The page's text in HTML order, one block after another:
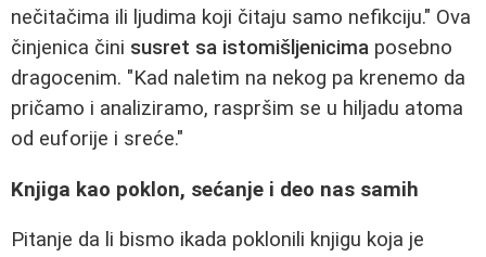
nečitačima ili ljudima koji čitaju samo nefikciju." Ova
činjenica čini susret sa istomišljenicima posebno
dragocenim. "Kad naletim na nekog pa krenemo da
pričamo i analiziramo, raspršim se u hiljadu atoma
od euforije i sreće."
Knjiga kao poklon, sećanje i deo nas samih
Pitanje da li bismo ikada poklonili knjigu koja je